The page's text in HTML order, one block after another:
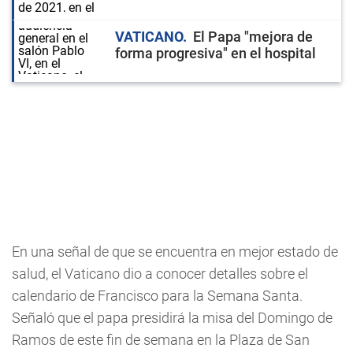
VATICANO
El Papa "mejora de
forma progresiva" en el hospital
En una señal de que se encuentra en mejor estado de
salud, el Vaticano dio a conocer detalles sobre el
calendario de Francisco para la Semana Santa.
Señaló que el papa presidirá la misa del Domingo de
Ramos de este fin de semana en la Plaza de San